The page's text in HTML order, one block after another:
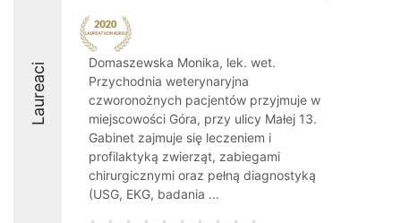
Laureaci
Domaszewska Monika, lek. wet.
Przychodnia weterynaryjna
czworonożnych pacjentów przyjmuje w
miejscowości Góra, przy ulicy Małej 13.
Gabinet zajmuje się leczeniem i
profilaktyką zwierząt, zabiegami
chirurgicznymi oraz pełną diagnostyką
(USG, EKG, badania ...